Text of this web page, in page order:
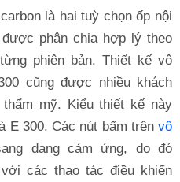
là hai tuỳ chọn ốp nội
phân chia hợp lý theo
phiên bản. Thiết kế vô
cũng được nhiều khách
mỹ. Kiểu thiết kế này
E 300. Các nút bấm trên vô
dạng cảm ứng, do đó
các thao tác điều khiển